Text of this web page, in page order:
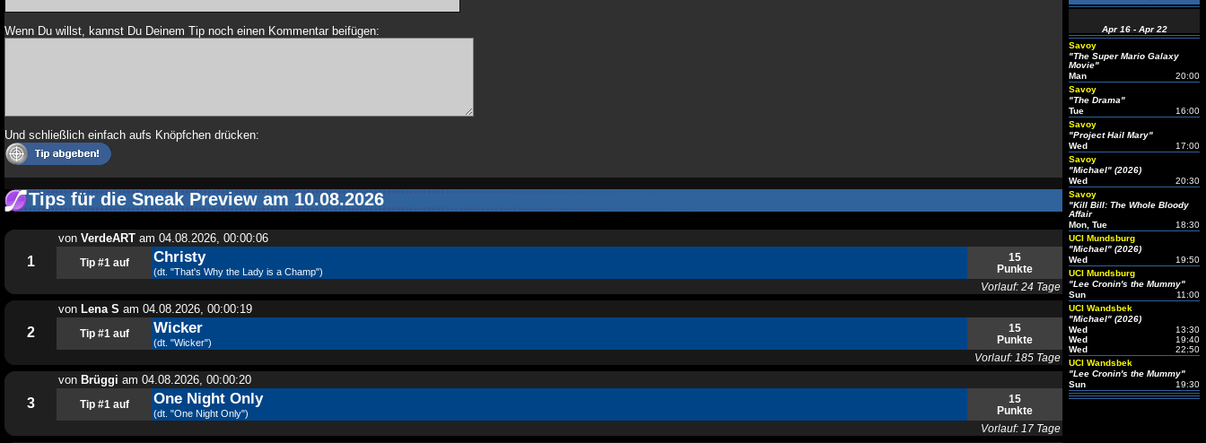
Apr 16 - Apr 22
Savoy
"The Super Mario Galaxy
Movie"
Man
20:00
Savoy
"The Drama"
Tue
16:00
Savoy
"Project Hail Mary"
Wed
17:00
Savoy
"Michael" (2026)
Wed
20:30
Savoy
"Kill Bill: The Whole Bloody
Affair
Mon, Tue
18:30
UCI Mundsburg
"Michael" (2026)
Wed
19:50
UCI Mundsburg
"Lee Cronin's the Mummy"
Sun
11:00
UCI Wandsbek
"Michael" (2026)
Wed
13:30
Wed
19:40
Wed
22:50
UCI Wandsbek
"Lee Cronin's the Mummy"
Sun
19:30
Wenn Du willst, kannst Du Deinem Tip noch einen Kommentar beifügen:
Und schließlich einfach aufs Knöpfchen drücken:
Tips für die Sneak Preview am 10.08.2026
1
von VerdeART am 04.08.2026, 00:00:06
Tip #1 auf Christy
(dt. "That's Why the Lady is a Champ")
15
Punkte
Vorlauf: 24 Tage
2
von Lena S am 04.08.2026, 00:00:19
Tip #1 auf Wicker
(dt. "Wicker")
15
Punkte
Vorlauf: 185 Tage
3
von Brüggi am 04.08.2026, 00:00:20
Tip #1 auf One Night Only
(dt. "One Night Only")
15
Punkte
Vorlauf: 17 Tage